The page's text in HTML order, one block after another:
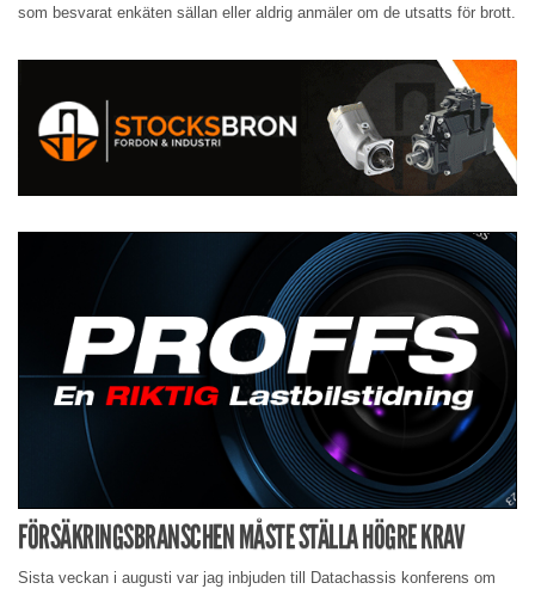
som besvarat enkäten sällan eller aldrig anmäler om de utsatts för brott.
FÖRSÄKRINGSBRANSCHEN MÅSTE STÄLLA HÖGRE KRAV
Sista veckan i augusti var jag inbjuden till Datachassis konferens om